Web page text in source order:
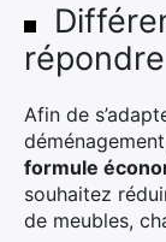
Afin de
formule
souhaitez
de meubles,